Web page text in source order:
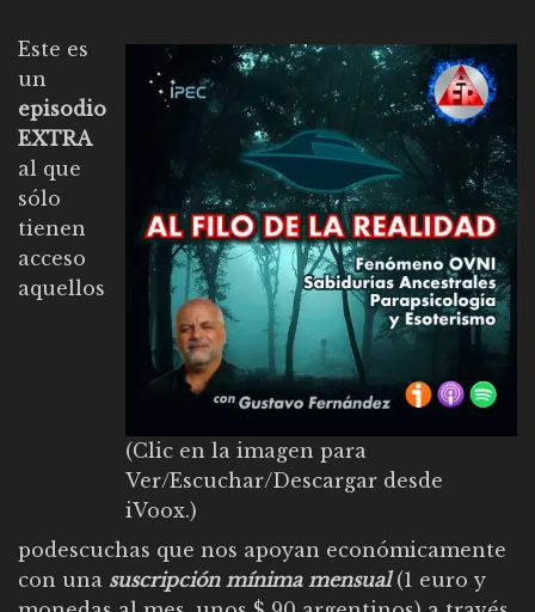
(Clic en la imagen para
Ver/Escuchar/Descargar desde
iVoox.)
Este es
un
episodio
EXTRA
al que
sólo
tienen
acceso
aquellos
podescuchas que nos apoyan económicamente
con una suscripción mínima mensual(1 euro y